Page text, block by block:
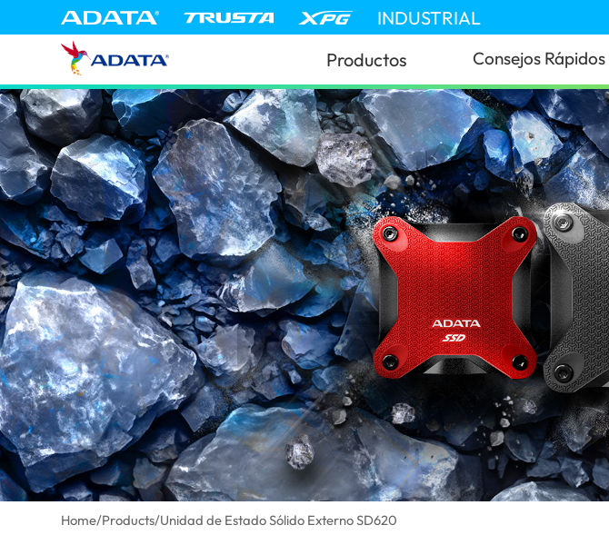
INDUSTRIAL
Productos Consejos Rápidos
Home/Products/Unidad de Estado Sólido Externo SD620